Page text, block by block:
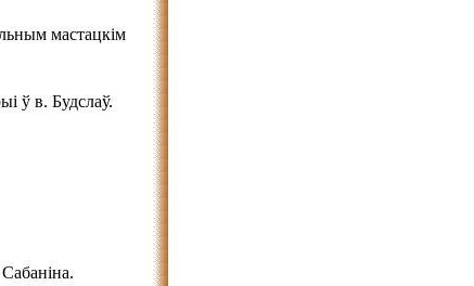
мастацкім
ў в. Будслаў.